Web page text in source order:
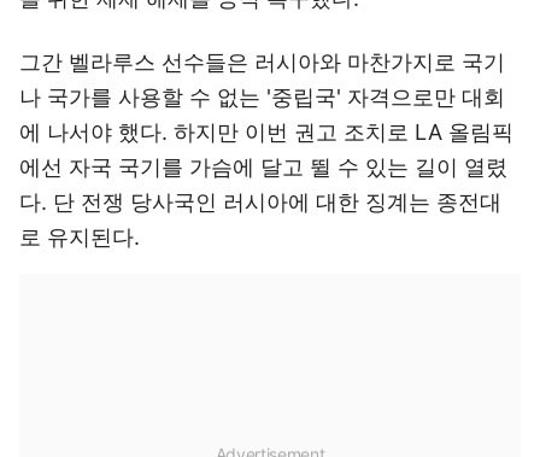
그간 벨라루스 선수들은 러시아와 마찬가지로 국기
나 국가를 사용할 수 없는 '중립국' 자격으로만 대회
에 나서야 했다. 하지만 이번 권고 조치로 LA 올림픽
에선 자국 국기를 가슴에 달고 뛸 수 있는 길이 열렸
다. 단 전쟁 당사국인 러시아에 대한 징계는 종전대
로 유지된다.